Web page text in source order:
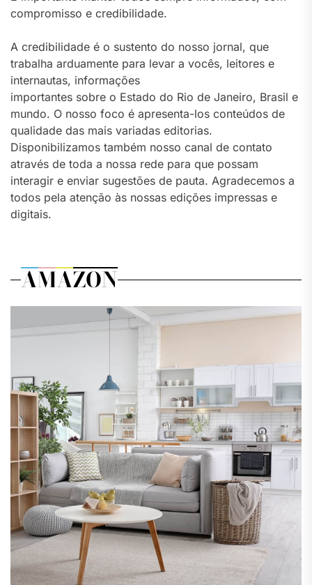
compromisso e credibilidade.
A credibilidade é o sustento do nosso jornal, que
trabalha arduamente para levar a vocês, leitores e
internautas, informações
importantes sobre o Estado do Rio de Janeiro, Brasil e
mundo. O nosso foco é apresenta-los conteúdos de
qualidade das mais variadas editorias.
Disponibilizamos também nosso canal de contato
através de toda a nossa rede para que possam
interagir e enviar sugestões de pauta. Agradecemos a
todos pela atenção às nossas edições impressas e
digitais.
AMAZON